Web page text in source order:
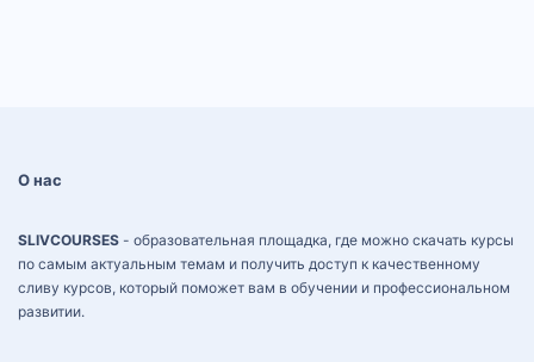
О нас
SLIVCOURSES - образовательная площадка, где можно скачать курсы
по самым актуальным темам и получить доступ к качественному
сливу курсов, который поможет вам в обучении и профессиональном
развитии.